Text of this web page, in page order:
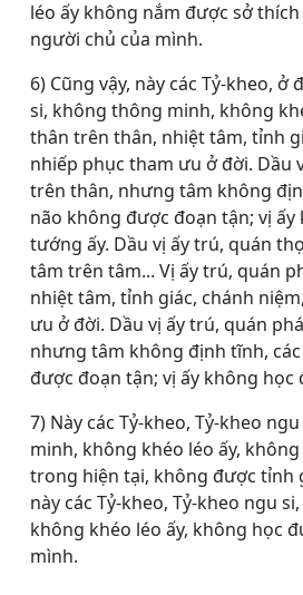
léo ấy không nắm được sở
người chủ của mình.
6) Cũng vậy, này các Tỷ-kheo, ở
si, không thông minh, không
thân trên thân, nhiệt tâm, tỉnh
nhiếp phục tham ưu ở đời. Dầu
trên thân, nhưng tâm không
não không được đoạn tận; vị
tướng ấy. Dầu vị ấy trú, quán
tâm trên tâm... Vị ấy trú, quán
nhiệt tâm, tỉnh giác, chánh
ưu ở đời. Dầu vị ấy trú, quán
nhưng tâm không định tĩnh,
được đoạn tận; vị ấy không học
7) Này các Tỷ-kheo, Tỷ-kheo
minh, không khéo léo ấy,
trong hiện tại, không được tỉnh
này các Tỷ-kheo, Tỷ-kheo ngu
không khéo léo ấy, không học
mình.